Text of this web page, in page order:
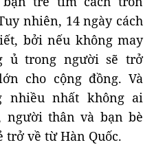
nhiên, 14 ngày cách
bởi nếu không may
ủ trong người sẽ trở
cho cộng đồng. Và
nhiều nhất không ai
thân và bạn bè
về từ Hàn Quốc.